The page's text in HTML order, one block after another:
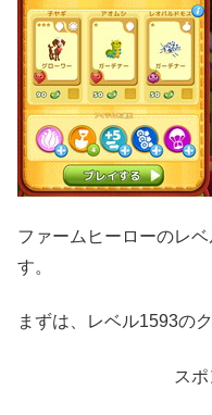
ファームヒーローのレ
す。
まずは、レベル1593の
ス